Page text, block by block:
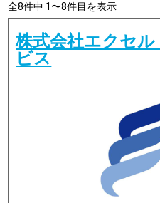
全8件中 1〜8件目を表示
株式会社エクセ
ビス